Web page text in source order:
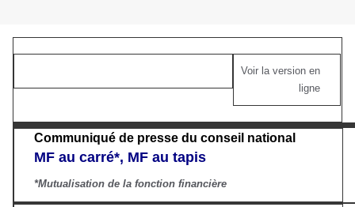
Voir la version en
ligne
Communiqué de presse du conseil national
MF au carré*, MF au tapis
*Mutualisation de la fonction financière